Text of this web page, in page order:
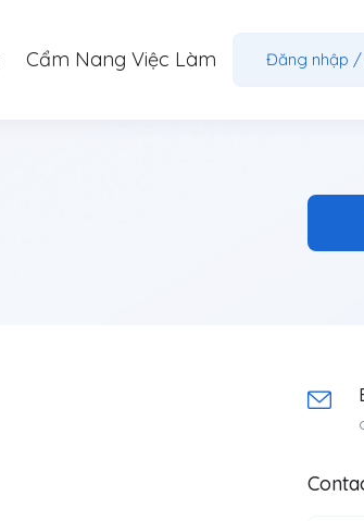
Cẩm Nang Việc Làm Đăng nhập /